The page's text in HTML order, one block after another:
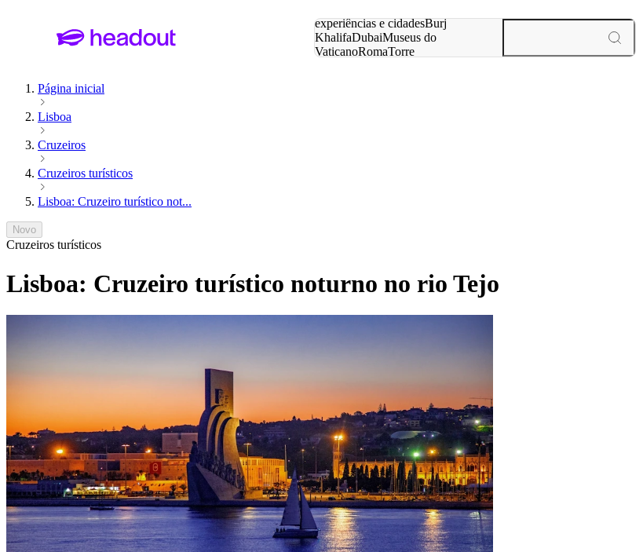
experiências e cidadesBurj
KhalifaDubaiMuseus do
VaticanoRomaTorre
Página inicial
Lisboa
Cruzeiros
Cruzeiros turísticos
Lisboa: Cruzeiro turístico not...
Novo
Cruzeiros turísticos
Lisboa: Cruzeiro turístico noturno no rio Tejo